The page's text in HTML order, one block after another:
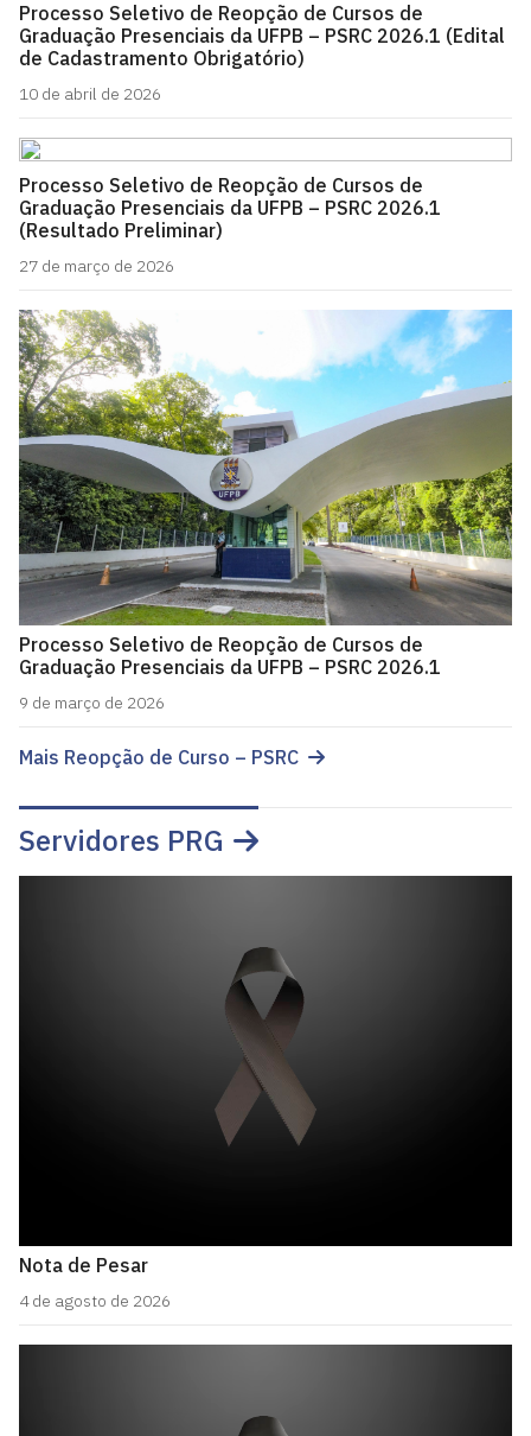
Processo Seletivo de Reopção de Cursos de
Graduação Presenciais da UFPB – PSRC 2026.1 (Edital
de Cadastramento Obrigatório)
10 de abril de 2026
Processo Seletivo de Reopção de Cursos de
Graduação Presenciais da UFPB – PSRC 2026.1
(Resultado Preliminar)
27 de março de 2026
Processo Seletivo de Reopção de Cursos de
Graduação Presenciais da UFPB – PSRC 2026.1
9 de março de 2026
Mais Reopção de Curso – PSRC
Servidores PRG
Nota de Pesar
4 de agosto de 2026